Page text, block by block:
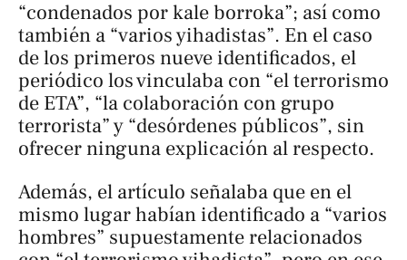
“condenados por kale borroka”; así como
también a “varios yihadistas”. En el caso
de los primeros nueve identificados, el
periódico los vinculaba con “el terrorismo
de ETA”, “la colaboración con grupo
terrorista” y “desórdenes públicos”, sin
ofrecer ninguna explicación al respecto.
Además, el artículo señalaba que en el
mismo lugar habían identificado a “varios
hombres” supuestamente relacionados